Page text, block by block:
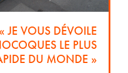
JE VOUS DÉVOILE
LE PLUS
DU MONDE »